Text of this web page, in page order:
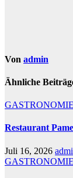
Von admin
Ähnliche
GASTRONOMIE
Restaurant
Juli 16, 2026
GASTRONOMIE